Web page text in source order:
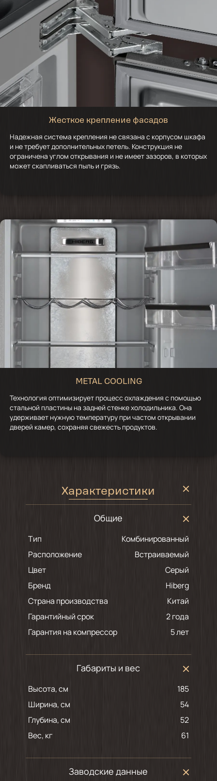
Жесткое крепление фасадов
Надежная система крепления не связана с корпусом шкафа
и не требует дополнительных петель. Конструкция не
ограничена углом открывания и не имеет зазоров, в которых
может скапливаться пыль и грязь.
METAL COOLING
Технология оптимизирует процесс охлаждения с помощью
стальной пластины на задней стенке холодильника. Она
удерживает нужную температуру при частом открывании
дверей камер, сохраняя свежесть продуктов.
Характеристики
Общие
Тип
Комбинированный
Расположение
Встраиваемый
Цвет
серый
Бренд
Hiberg
Страна производства
Китай
Гарантийный срок
2 года
Гарантия на компрессор
5 лет
Габариты и вес
Высота, см
185
Ширина, см
54
Глубина, см
52
Вес, кг
61
Заводские данные